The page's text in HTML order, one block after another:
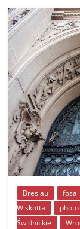
Breslau fosa
Wiskotta
Świdnickie